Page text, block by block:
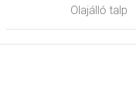
Olajálló talp